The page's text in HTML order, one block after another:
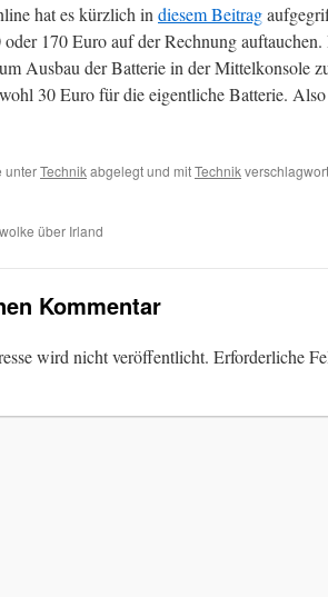
hat es kürzlich in diesem Beitrag
170 Euro auf der Rechnung
Ausbau der Batterie in der Mittelkonsole
30 Euro für die eigentliche Batterie.
unterTechnikabgelegt und mitTechnik
über Irland
Kommentar
wird nicht veröffentlicht. Erforderliche